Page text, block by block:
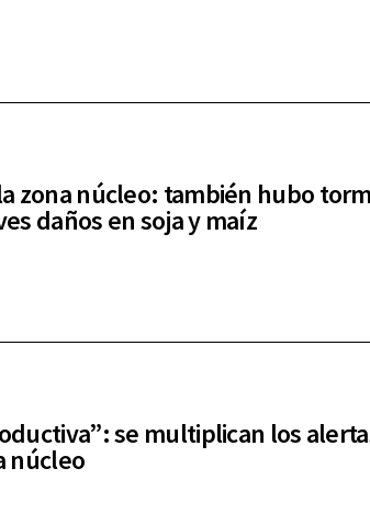
zona núcleo: también hubo
daños en soja y maíz
se multiplican los
núcleo